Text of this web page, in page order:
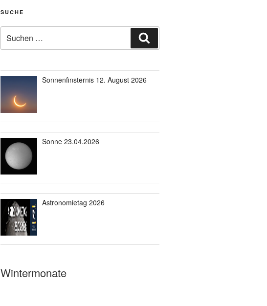
SUCHE
nach:
Sonnenfinsternis 12. August 2026
Sonne 23.04.2026
Astronomietag 2026
Wintermonate